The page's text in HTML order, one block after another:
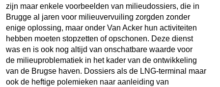
zijn maar enkele voorbeelden van milieudossiers, die in
Brugge al jaren voor milieuvervuiling zorgden zonder
enige oplossing, maar onder Van Acker hun activiteiten
hebben moeten stopzetten of opschonen. Deze dienst
was en is ook nog altijd van onschatbare waarde voor
de milieuproblematiek in het kader van de ontwikkeling
van de Brugse haven. Dossiers als de LNG-terminal maar
ook de heftige polemieken naar aanleiding van